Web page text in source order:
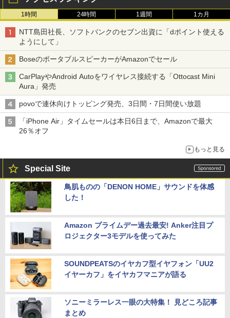
1時間 24時間 1週間 1カ月
NTT島田社長、ソフトバンクのセブン出資に「dポイント使える
ようにして」
BoseのポータブルスピーカーがAmazonでセール
CarPlayやAndroid Autoをワイヤレス接続する「Ottocast Mini
Aura」発売
povoで連休向けトッピング発売、3日間・7日間使い放題
「iPhone Air」タイムセールは本日6日まで、Amazonで最大
26％オフ
もっと見る
Special Site
鳥肌ものの「DENON HOME」サウンドを体感
した！
Amazon プライムデー過去最安! Anker注目プ
ロジェクター3モデルを使ってみた
SOUNDPEATSのイヤカフ型イヤフォン「UU2
イヤーカフ」をイヤカフマニアが語る
ソニーミラーレス一眼の大特集！ 見どころ記事
まとめ